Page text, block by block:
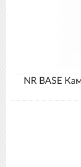
NR BASE